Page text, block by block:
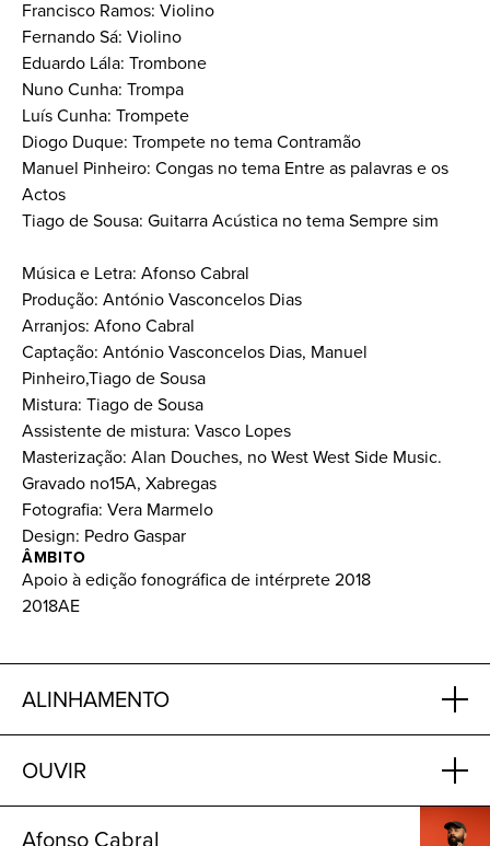
Francisco Ramos: Violino
Fernando Sá: Violino
Eduardo Lála: Trombone
Nuno Cunha: Trompa
Luís Cunha: Trompete
Diogo Duque: Trompete no tema Contramão
Manuel Pinheiro: Congas no tema Entre as palavras e os
Actos
Tiago de Sousa: Guitarra Acústica no tema Sempre sim
Música e Letra: Afonso Cabral
Produção: António Vasconcelos Dias
Arranjos: Afono Cabral
Captação: António Vasconcelos Dias, Manuel
Pinheiro,Tiago de Sousa
Mistura: Tiago de Sousa
Assistente de mistura: Vasco Lopes
Masterização: Alan Douches, no West West Side Music.
Gravado no15A, Xabregas
Fotografia: Vera Marmelo
Design: Pedro Gaspar
ÂMBITO
Apoio à edição fonográfica de intérprete 2018
2018AE
ALINHAMENTO
OUVIR
Afonso Cabral